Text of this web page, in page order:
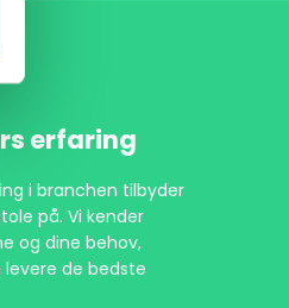
erfaring
i branchen tilbyder
på. Vi kender
og dine behov,
levere de bedste